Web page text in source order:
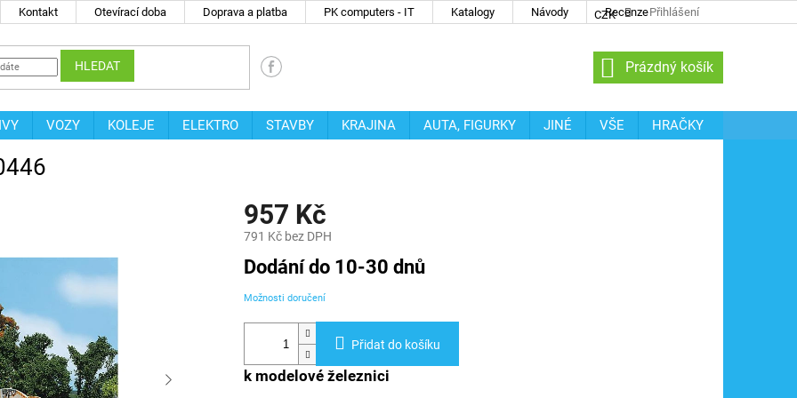
Kontakt Otevírací doba Doprava a platba PK computers - IT Katalogy Návody Recenze
CZK Přihlášení
HLEDAT
NÁKUPNÍ
KOŠÍK
Prázdný košík
VOZY KOLEJE ELEKTRO STAVBY KRAJINA AUTA, FIGURKY JINÉ VŠE
HRAČKY
957 Kč
791 Kč bez DPH
Měrná
cena:
Dodání do 10-30 dnů
Možnosti doručení
Přidat do košíku
k modelové železnici